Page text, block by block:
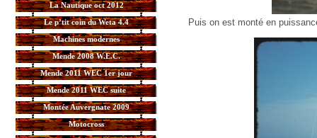
La Nautique oct 2012
Le p’tit coin du Weta 4.4
Machines modernes
Mende 2008 W.E.C.
Mende 2011 WEC 1er jour
Mende 2011 WEC suite
Montée Auvergnate 2009
Motocross
Puis on est monté en